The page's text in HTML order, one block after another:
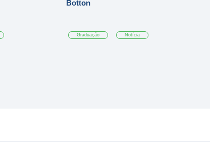
Botton
Graduação Notícia